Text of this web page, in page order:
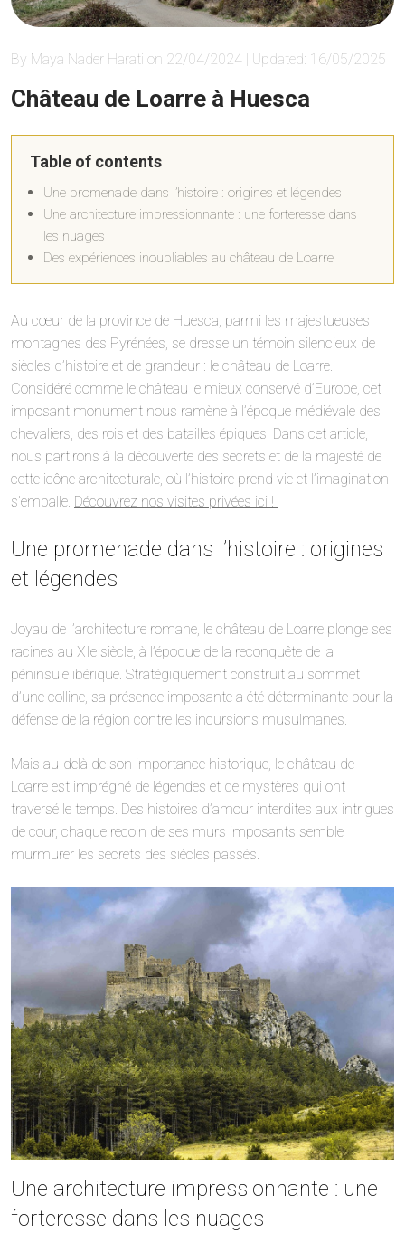
By Maya Nader Harati on 22/04/2024 | Updated: 16/05/2025
Château de Loarre à Huesca
Table of contents
Une promenade dans l’histoire : origines et légendes
Une architecture impressionnante : une forteresse dans
les nuages
Des expériences inoubliables au château de Loarre
Au cœur de la province de Huesca, parmi les majestueuses
montagnes des Pyrénées, se dresse un témoin silencieux de
siècles d’histoire et de grandeur : le château de Loarre.
Considéré comme le château le mieux conservé d’Europe, cet
imposant monument nous ramène à l’époque médiévale des
chevaliers, des rois et des batailles épiques. Dans cet article,
nous partirons à la découverte des secrets et de la majesté de
cette icône architecturale, où l’histoire prend vie et l’imagination
s’emballe. Découvrez nos visites privées ici !
Une promenade dans l’histoire : origines
et légendes
Joyau de l’architecture romane, le château de Loarre plonge ses
racines au XIe siècle, à l’époque de la reconquête de la
péninsule ibérique. Stratégiquement construit au sommet
d’une colline, sa présence imposante a été déterminante pour la
défense de la région contre les incursions musulmanes.
Mais au-delà de son importance historique, le château de
Loarre est imprégné de légendes et de mystères qui ont
traversé le temps. Des histoires d’amour interdites aux intrigues
de cour, chaque recoin de ses murs imposants semble
murmurer les secrets des siècles passés.
Une architecture impressionnante : une
forteresse dans les nuages